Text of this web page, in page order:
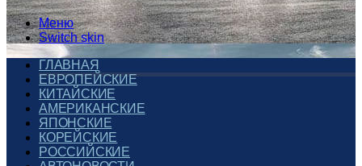
Меню
Switch skin
ГЛАВНАЯ
ЕВРОПЕЙСКИЕ
КИТАЙСКИЕ
АМЕРИКАНСКИЕ
ЯПОНСКИЕ
КОРЕЙСКИЕ
РОССИЙСКИЕ